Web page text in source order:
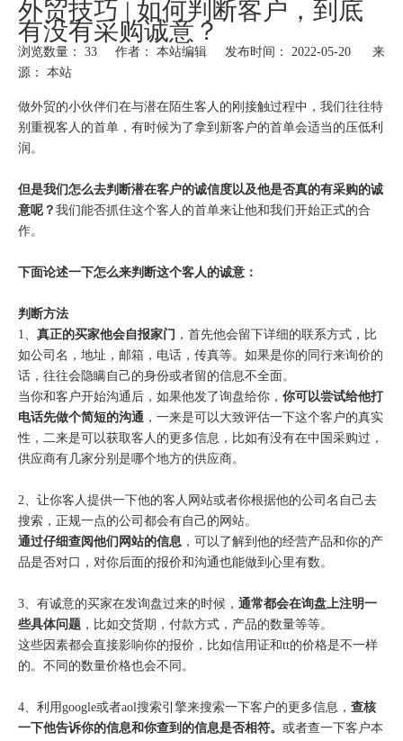
外贸技巧 | 如何判断客户，到底
有没有采购诚意？
浏览数量： 33 作者： 本站编辑 发布时间： 2022-05-20 来
源： 本站
["wechat","weibo","qzone","douban","email"]
做外贸的小伙伴们在与潜在陌生客人的刚接触过程中，我们往往特
别重视客人的首单，有时候为了拿到新客户的首单会适当的压低利
润。
但是我们怎么去判断潜在客户的诚信度以及他是否真的有采购的诚
意呢？ 我们能否抓住这个客人的首单来让他和我们开始正式的合
作。
下面论述一下怎么来判断这个客人的诚意：
判断方法
1、 真正的买家他会自报家门 ，首先他会留下详细的联系方式，比
如公司名，地址，邮箱，电话，传真等。如果是你的同行来询价的
话，往往会隐瞒自己的身份或者留的信息不全面。
当你和客户开始沟通后，如果他发了询盘给你， 你可以尝试给他打
电话先做个简短的沟通 ，一来是可以大致评估一下这个客户的真实
性，二来是可以获取客人的更多信息，比如有没有在中国采购过，
供应商有几家分别是哪个地方的供应商。
2、让你客人提供一下他的客人网站或者你根据他的公司名自己去
搜索，正规一点的公司都会有自己的网站。
通过仔细查阅他们网站的信息 ，可以了解到他的经营产品和你的产
品是否对口，对你后面的报价和沟通也能做到心里有数。
3、有诚意的买家在发询盘过来的时候， 通常都会在询盘上注明一
些具体问题 ，比如交货期，付款方式，产品的数量等等。
这些因素都会直接影响你的报价，比如信用证和tt的价格是不一样
的。不同的数量价格也会不同。
4、利用google或者aol搜索引擎来搜索一下客户的更多信息， 查核
一下他告诉你的信息和你查到的信息是否相符。 或者查一下客户本